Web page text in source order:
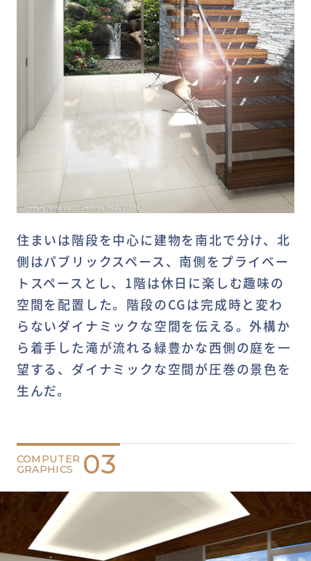
住まいは階段を中心に建物を南北で分け、北
側はパブリックスペース、南側をプライベー
トスペースとし、1階は休日に楽しむ趣味の
空間を配置した。階段のCGは完成時と変わ
らないダイナミックな空間を伝える。外構か
ら着手した滝が流れる緑豊かな西側の庭を一
望する、ダイナミックな空間が圧巻の景色を
生んだ。
COMPUTER
GRAPHICS
03